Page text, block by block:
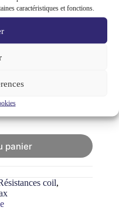
caractéristiques et fonctions.
mm, idéal pour
chubby de 10ml
personnalisée
panier
coil,